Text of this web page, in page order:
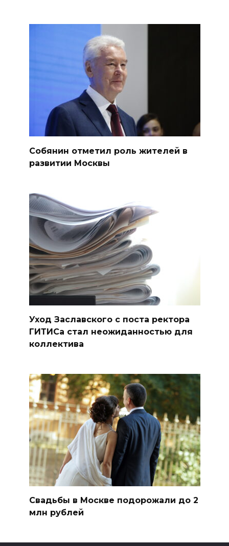
Собянин отметил роль жителей в
развитии Москвы
Уход Заславского с поста ректора
ГИТИСа стал неожиданностью для
коллектива
Свадьбы в Москве подорожали до 2
млн рублей